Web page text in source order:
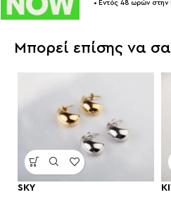
• Εντός 48 ωρών στην
Μπορεί επίσης να
SKY